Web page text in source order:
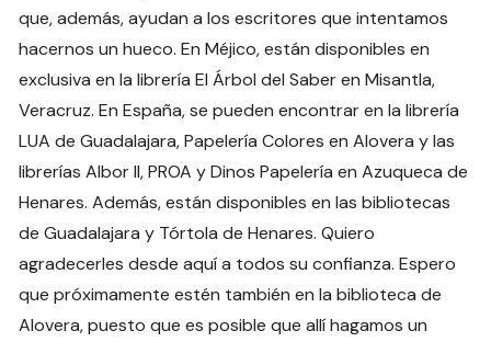
que, además, ayudan a los escritores que intentamos
hacernos un hueco. En Méjico, están disponibles en
exclusiva en la librería El Árbol del Saber en Misantla,
Veracruz. En España, se pueden encontrar en la librería
LUA de Guadalajara, Papelería Colores en Alovera y las
librerías Albor II, PROA y Dinos Papelería en Azuqueca de
Henares. Además, están disponibles en las bibliotecas
de Guadalajara y Tórtola de Henares. Quiero
agradecerles desde aquí a todos su confianza. Espero
que próximamente estén también en la biblioteca de
Alovera, puesto que es posible que allí hagamos un